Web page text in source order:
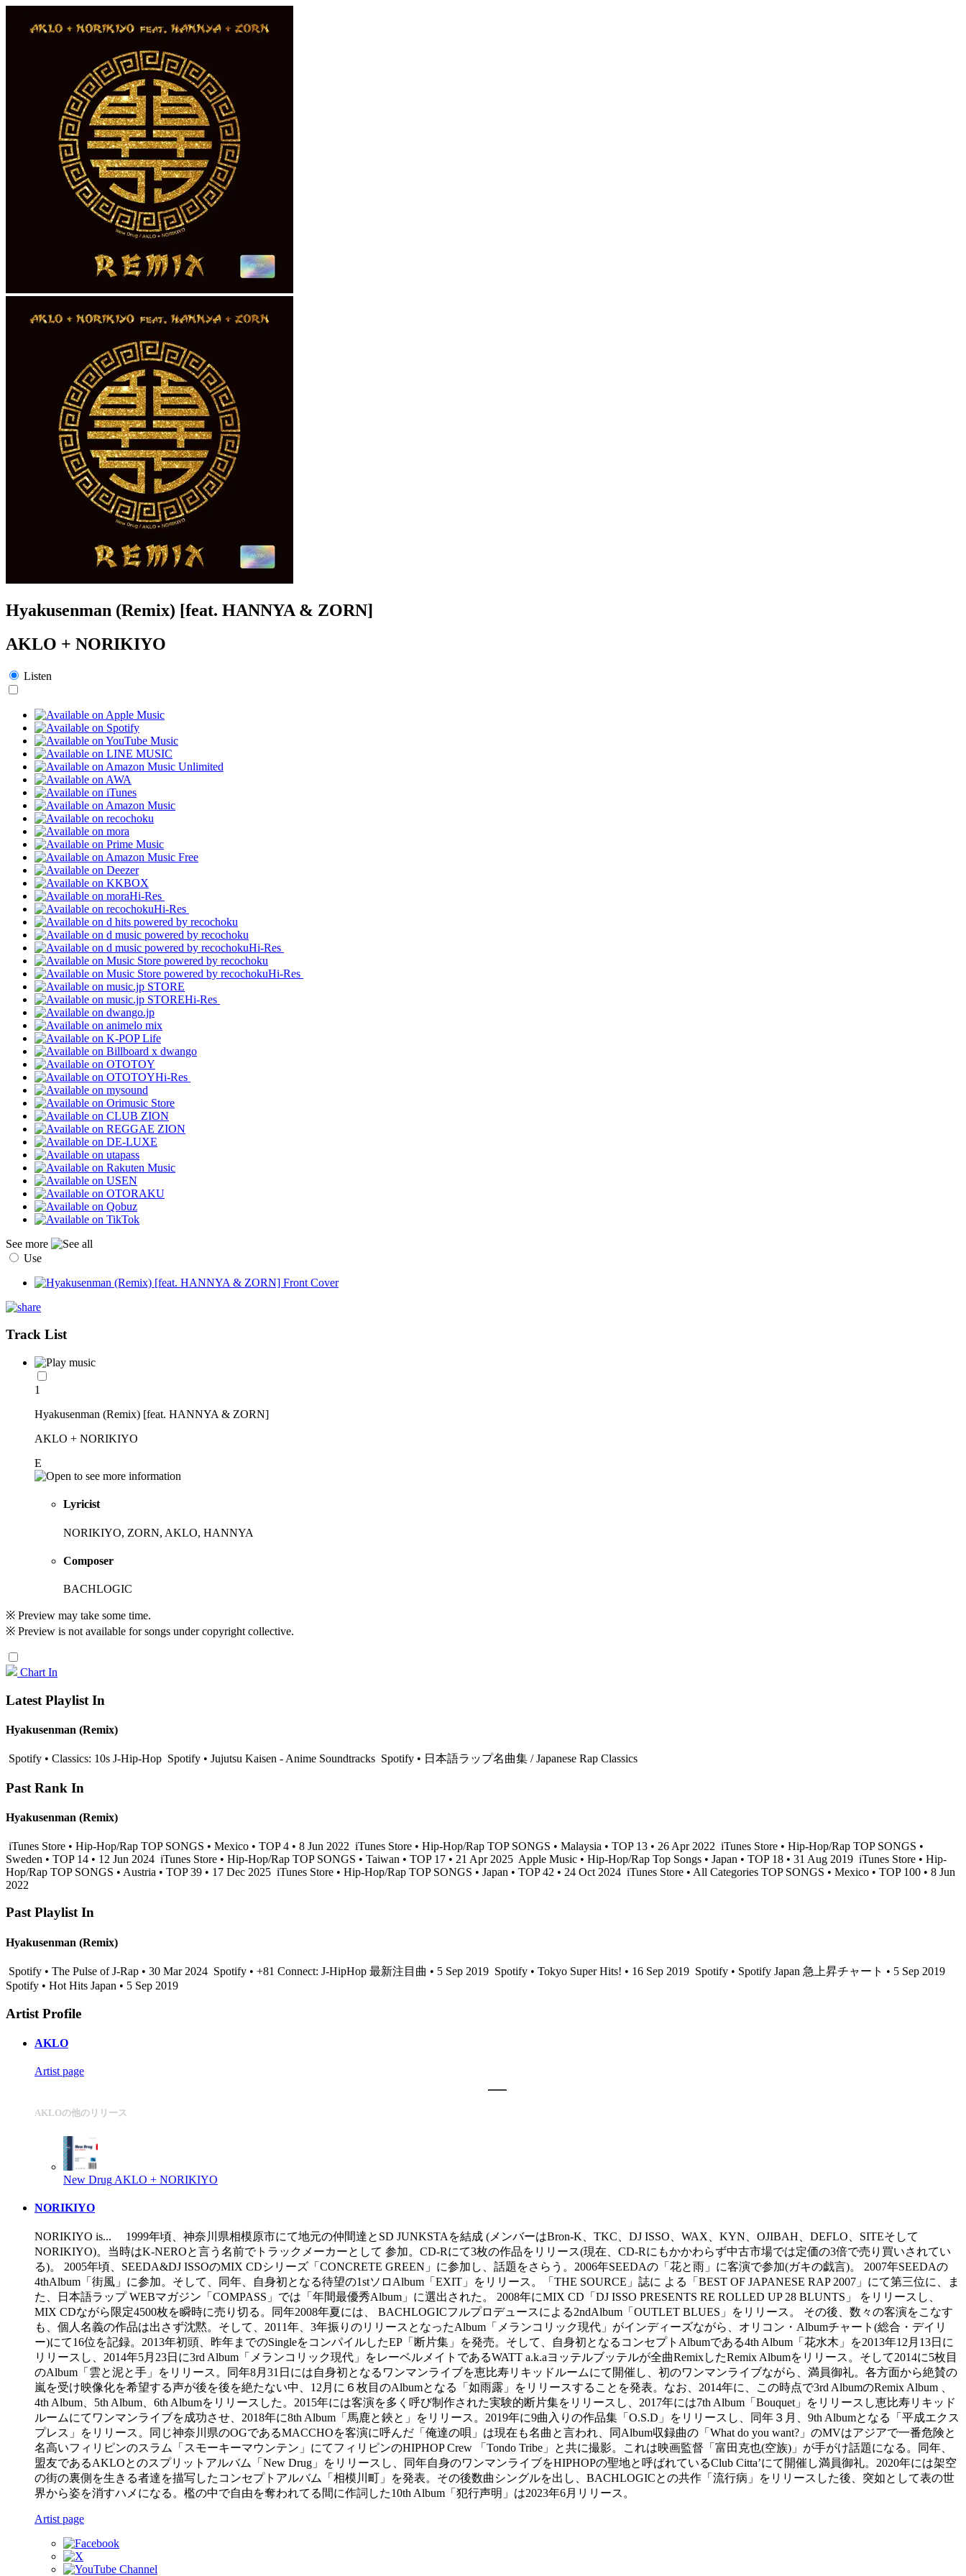
Hyakusenman (Remix) [feat. HANNYA & ZORN]
AKLO + NORIKIYO
Listen
Hi-Res
Hi-Res
Hi-Res
Hi-Res
Hi-Res
Hi-Res
See more
Use
Track List
1
Hyakusenman (Remix) [feat. HANNYA & ZORN]
AKLO + NORIKIYO
E
Lyricist
NORIKIYO, ZORN, AKLO, HANNYA
Composer
BACHLOGIC
※ Preview may take some time.
※ Preview is not available for songs under copyright collective.
Chart In
Latest Playlist In
Hyakusenman (Remix)
Spotify • Classics: 10s J-Hip-Hop Spotify • Jujutsu Kaisen - Anime Soundtracks Spotify • 日本語ラップ名曲集 / Japanese Rap Classics
Past Rank In
Hyakusenman (Remix)
iTunes Store • Hip-Hop/Rap TOP SONGS • Mexico • TOP 4 • 8 Jun 2022 iTunes Store • Hip-Hop/Rap TOP SONGS • Malaysia • TOP 13 • 26 Apr 2022 iTunes Store • Hip-Hop/Rap TOP SONGS •
Sweden • TOP 14 • 12 Jun 2024 iTunes Store • Hip-Hop/Rap TOP SONGS • Taiwan • TOP 17 • 21 Apr 2025 Apple Music • Hip-Hop/Rap Top Songs • Japan • TOP 18 • 31 Aug 2019 iTunes Store • Hip-
Hop/Rap TOP SONGS • Austria • TOP 39 • 17 Dec 2025 iTunes Store • Hip-Hop/Rap TOP SONGS • Japan • TOP 42 • 24 Oct 2024 iTunes Store • All Categories TOP SONGS • Mexico • TOP 100 • 8 Jun
2022
Past Playlist In
Hyakusenman (Remix)
Spotify • The Pulse of J-Rap • 30 Mar 2024 Spotify • +81 Connect: J-HipHop 最新注目曲 • 5 Sep 2019 Spotify • Tokyo Super Hits! • 16 Sep 2019 Spotify • Spotify Japan 急上昇チャート • 5 Sep 2019
Spotify • Hot Hits Japan • 5 Sep 2019
Artist Profile
AKLO
Artist page
AKLOの他のリリース
New Drug AKLO + NORIKIYO
NORIKIYO
NORIKIYO is... 1999年頃、神奈川県相模原市にて地元の仲間達とSD JUNKSTAを結成 (メンバーはBron-K、TKC、DJ ISSO、WAX、KYN、OJIBAH、DEFLO、SITEそして
NORIKIYO)。当時はK-NEROと言う名前でトラックメーカーとして 参加。CD-Rにて3枚の作品をリリース(現在、CD-Rにもかかわらず中古市場では定価の3倍で売り買いされてい
る)。 2005年頃、SEEDA&DJ ISSOのMIX CDシリーズ「CONCRETE GREEN」に参加し、話題をさらう。2006年SEEDAの「花と雨」に客演で参加(ガキの戯言)。 2007年SEEDAの
4thAlbum「街風」に参加。そして、同年、自身初となる待望の1stソロAlbum「EXIT」をリリース。「THE SOURCE」誌に よる「BEST OF JAPANESE RAP 2007」にて第三位に、ま
た、日本語ラップ WEBマガジン「COMPASS」では「年間最優秀Album」に選出された。 2008年にMIX CD「DJ ISSO PRESENTS RE ROLLED UP 28 BLUNTS」 をリリースし、
MIX CDながら限定4500枚を瞬時に売り切る。同年2008年夏には、 BACHLOGICフルプロデュースによる2ndAlbum「OUTLET BLUES」をリリース。 その後、数々の客演をこなす
も、個人名義の作品は出さず沈黙。そして、2011年、3年振りのリリースとなったAlbum「メランコリック現代」がインディーズながら、オリコン・Albumチャート(総合・デイリ
ー)にて16位を記録。2013年初頭、昨年までのSingleをコンパイルしたEP「断片集」を発売。そして、自身初となるコンセプトAlbumである4th Album「花水木」を2013年12月13日に
リリースし、2014年5月23日に3rd Album「メランコリック現代」をレーベルメイトであるWATT a.k.aヨッテルブッテルが全曲RemixしたRemix Albumをリリース。そして2014に5枚目
のAlbum「雲と泥と手」をリリース。同年8月31日には自身初となるワンマンライブを恵比寿リキッドルームにて開催し、初のワンマンライブながら、満員御礼。各方面から絶賛の
嵐を受け映像化を希望する声が後を後を絶たない中、12月に６枚目のAlbumとなる「如雨露」をリリースすることを発表。なお、2014年に、この時点で3rd AlbumのRemix Album 、
4th Album、5th Album、6th Albumをリリースした。2015年には客演を多く呼び制作された実験的断片集をリリースし、2017年には7th Album「Bouquet」をリリースし恵比寿リキッド
ルームにてワンマンライブを成功させ、2018年に8th Album「馬鹿と鋏と」をリリース。2019年に9曲入りの作品集「O.S.D」をリリースし、同年３月、9th Albumとなる「平成エクス
プレス」をリリース。同じ神奈川県のOGであるMACCHOを客演に呼んだ「俺達の唄」は現在も名曲と言われ、同Album収録曲の「What do you want?」のMVはアジアで一番危険と
名高いフィリピンのスラム「スモーキーマウンテン」にてフィリピンのHIPHOP Crew 「Tondo Tribe」と共に撮影。これは映画監督「富田克也(空族)」が手がけ話題になる。同年、
盟友であるAKLOとのスプリットアルバム「New Drug」をリリースし、同年自身のワンマンライブをHIPHOPの聖地と呼ばれているClub Citta’にて開催し満員御礼。2020年には架空
の街の裏側を生きる者達を描写したコンセプトアルバム「相模川町」を発表。その後数曲シングルを出し、BACHLOGICとの共作「流行病」をリリースした後、突如として表の世
界から姿を消すハメになる。檻の中で自由を奪われてる間に作詞した10th Album「犯行声明」は2023年6月リリース。
Artist page